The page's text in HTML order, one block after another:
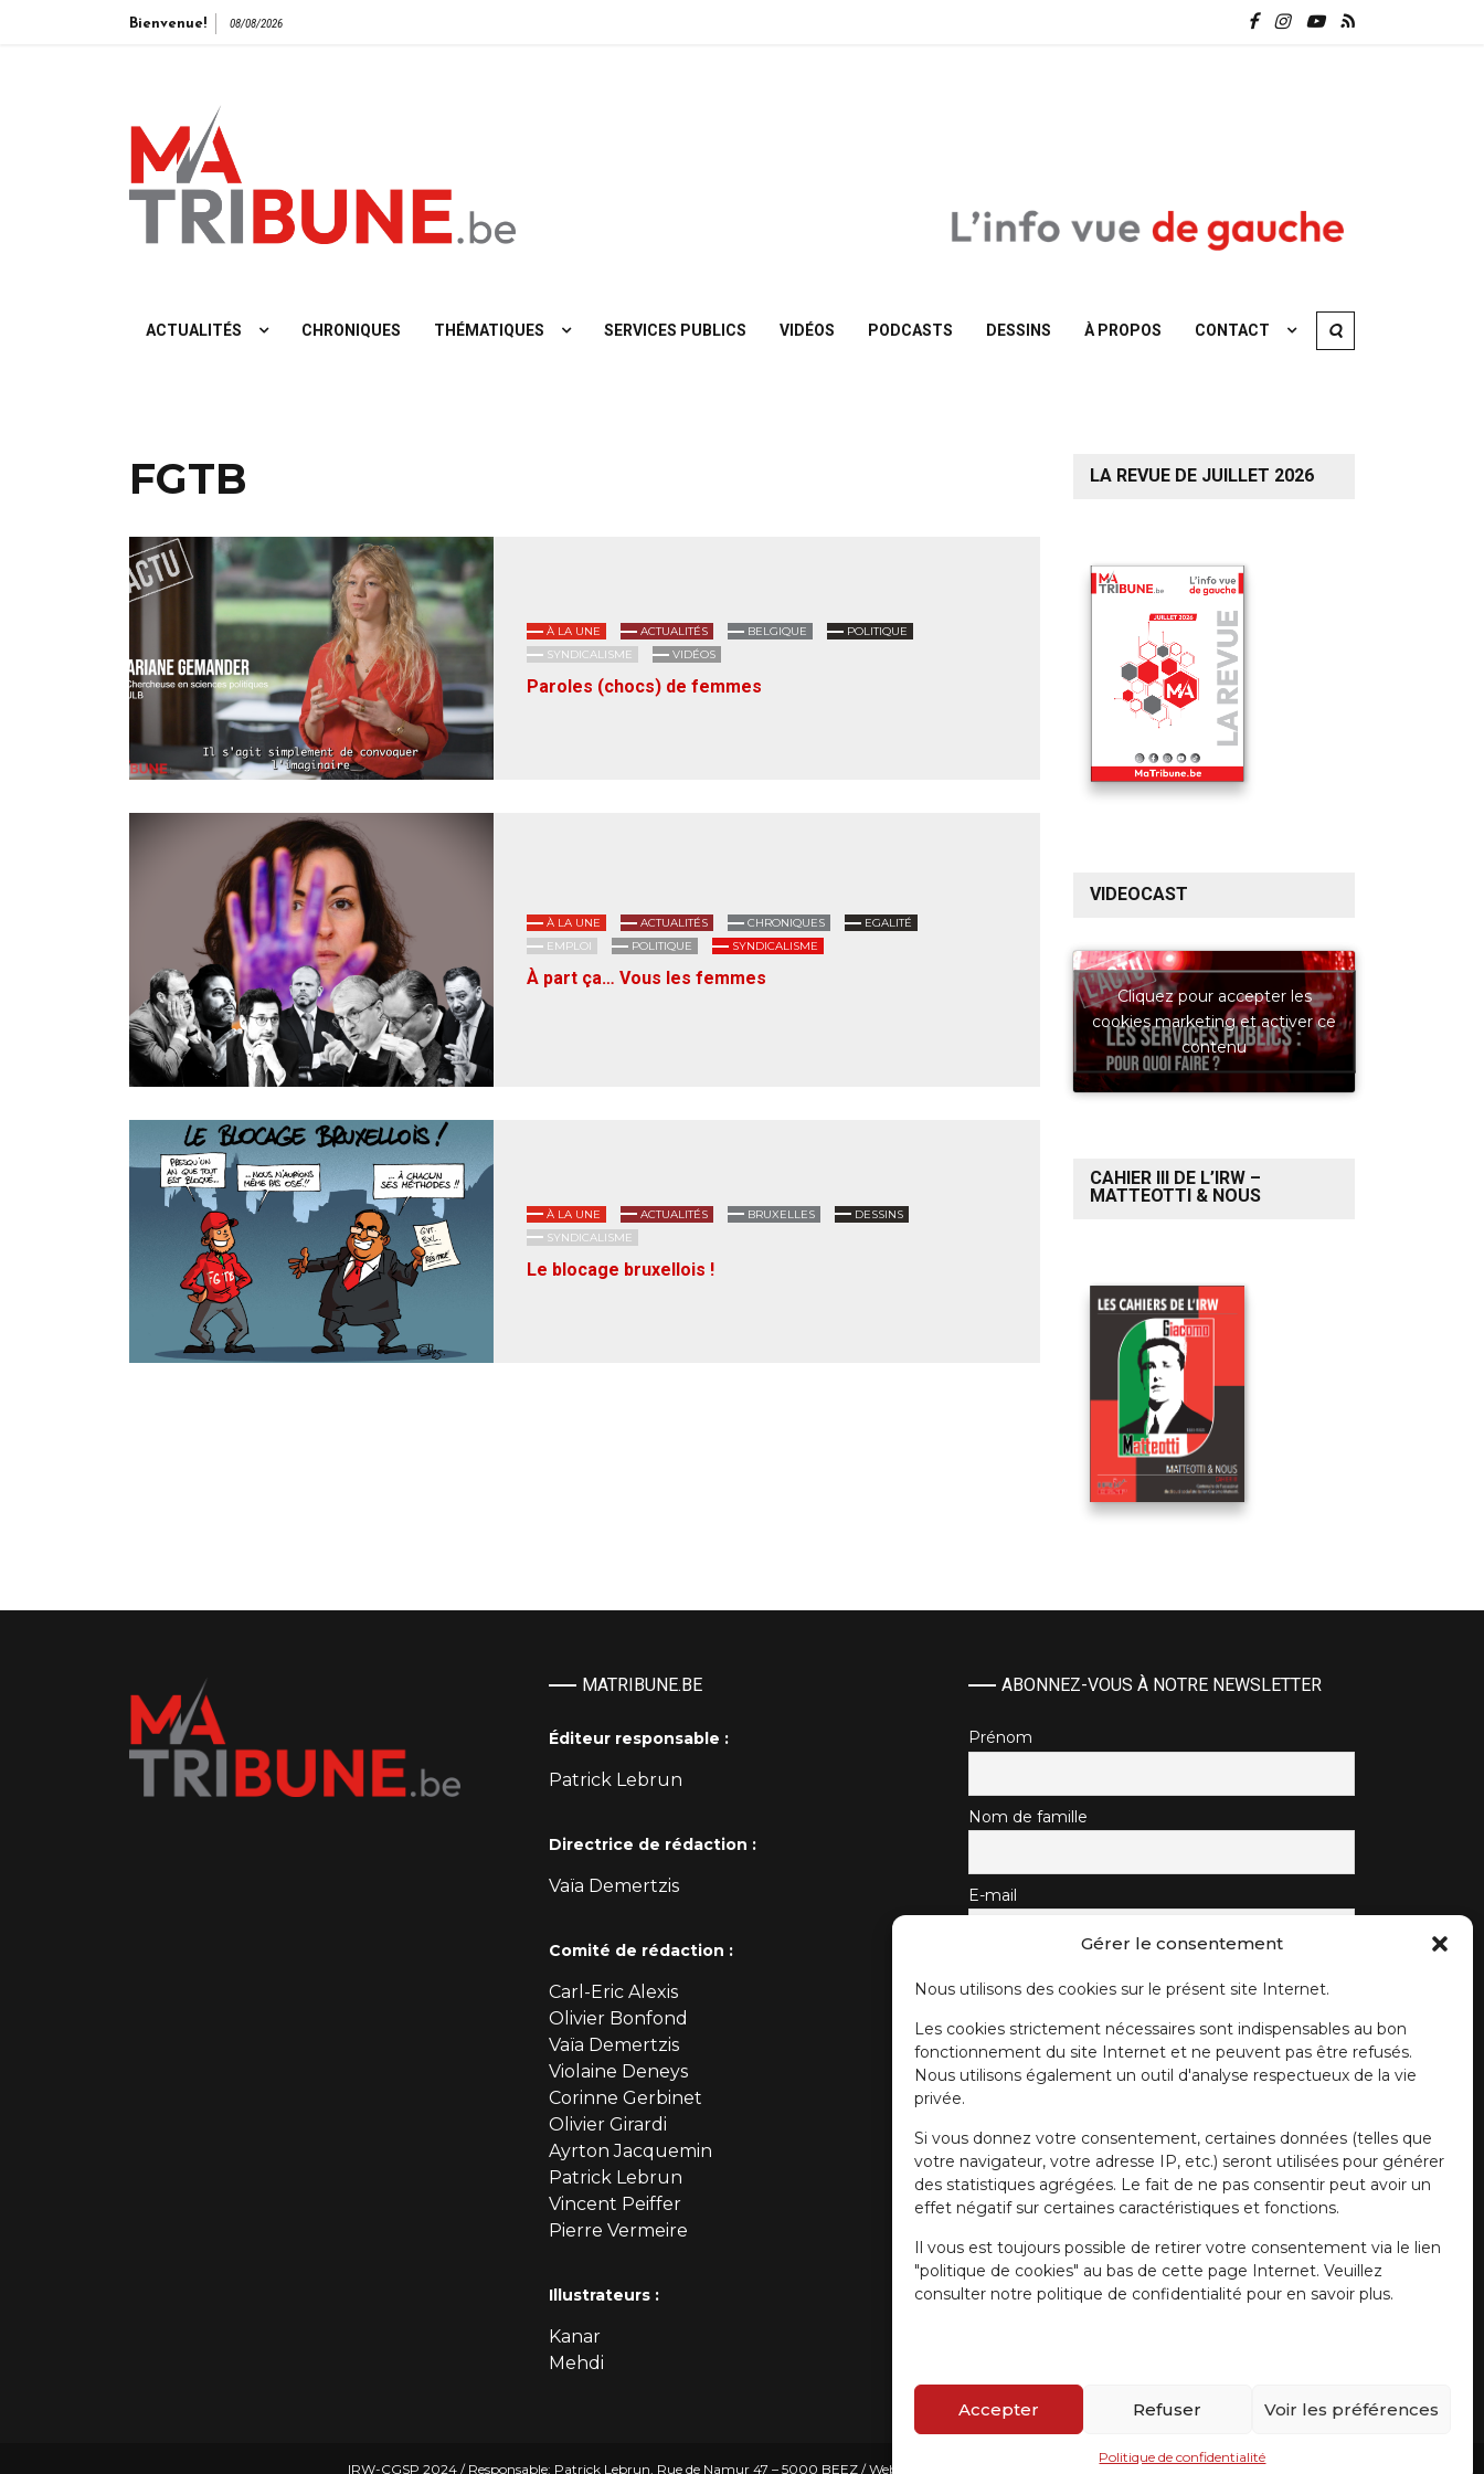
Gérer le consentement
Nous utilisons des cookies sur le présent site Internet.
Les cookies strictement nécessaires sont indispensables au bon
fonctionnement du site Internet et ne peuvent pas être refusés.
Nous utilisons également un outil d'analyse respectueux de la vie
privée.
Si vous donnez votre consentement, certaines données (telles que
votre navigateur, votre adresse IP, etc.) seront utilisées pour générer
des statistiques agrégées. Le fait de ne pas consentir peut avoir un
effet négatif sur certaines caractéristiques et fonctions.
Il vous est toujours possible de retirer votre consentement via le lien
"politique de cookies" au bas de cette page Internet. Veuillez
consulter notre politique de confidentialité pour en savoir plus.
Accepter Refuser Voir les préférences
Politique de confidentialité
Bienvenue! 08/08/2026
ACTUALITÉS CHRONIQUES THÉMATIQUES SERVICES PUBLICS VIDÉOS PODCASTS DESSINS À PROPOS CONTACT
FGTB
À LA UNE ACTUALITÉS BELGIQUE
POLITIQUE
SYNDICALISME
VIDÉOS
Paroles (chocs) de femmes
À LA UNE ACTUALITÉS CHRONIQUES
EGALITÉ
EMPLOI
POLITIQUE SYNDICALISME
À part ça… Vous les femmes
À LA UNE ACTUALITÉS BRUXELLES
DESSINS
SYNDICALISME
Le blocage bruxellois !
LA REVUE DE JUILLET 2026
VIDEOCAST
Cliquez pour accepter les
cookies marketing et activer ce
contenu
CAHIER III DE L’IRW –
MATTEOTTI & NOUS
MATRIBUNE.BE
Éditeur responsable :
Patrick Lebrun
Directrice de rédaction :
Vaïa Demertzis
Comité de rédaction :
Carl-Eric Alexis
Olivier Bonfond
Vaïa Demertzis
Violaine Deneys
Corinne Gerbinet
Olivier Girardi
Ayrton Jacquemin
Patrick Lebrun
Vincent Peiffer
Pierre Vermeire
Illustrateurs :
Kanar
Mehdi
ABONNEZ-VOUS À NOTRE NEWSLETTER
Prénom
Nom de famille
E-mail
IRW-CGSP 2024 / Responsable: Patrick Lebrun, Rue de Namur 47 – 5000 BEEZ / Webmaster : / Website bya.